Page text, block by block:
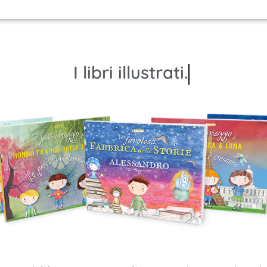
I libri illustrati.